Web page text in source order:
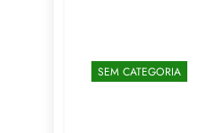
SEM CATEGORIA